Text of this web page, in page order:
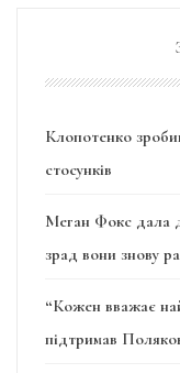
Клопотенко
стосунків
Меган Фокс дала
зрад вони знову
“Кожен вважає
підтримав